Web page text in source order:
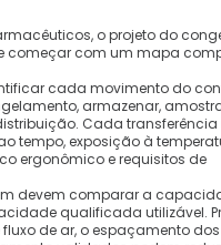
o projeto do
começar com um mapa
cada movimento do
armazenar,
Cada
tempo, exposição à
ergonômico e requisitos de
devem comparar a
qualificada utilizável.
de ar, o espaçamento